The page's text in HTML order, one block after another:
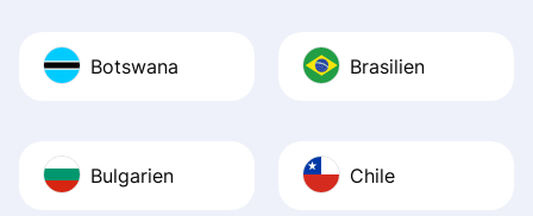
Botswana Brasilien
Bulgarien Chile